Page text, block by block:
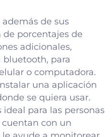
de sus
porcentajes de
adicionales,
para
o computadora.
una aplicación
se quiera usar.
ideal para las personas
con un